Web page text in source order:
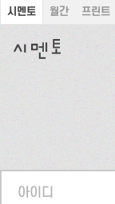
시멘토 월간 프린트
아이디